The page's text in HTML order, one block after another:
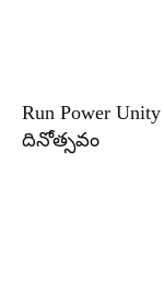
Run Power
దినోత్సవం